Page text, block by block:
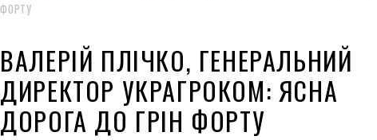
ФОРТУ
ВАЛЕРІЙ ПЛІЧКО, ГЕНЕРАЛЬНИЙ
ДИРЕКТОР УКРАГРОКОМ: ЯСНА
ДОРОГА ДО ГРІН ФОРТУ